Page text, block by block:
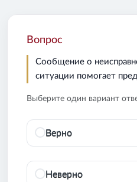
Вопрос
Сообщение о
ситуации помогает
Выберите один вариант
Верно
Неверно